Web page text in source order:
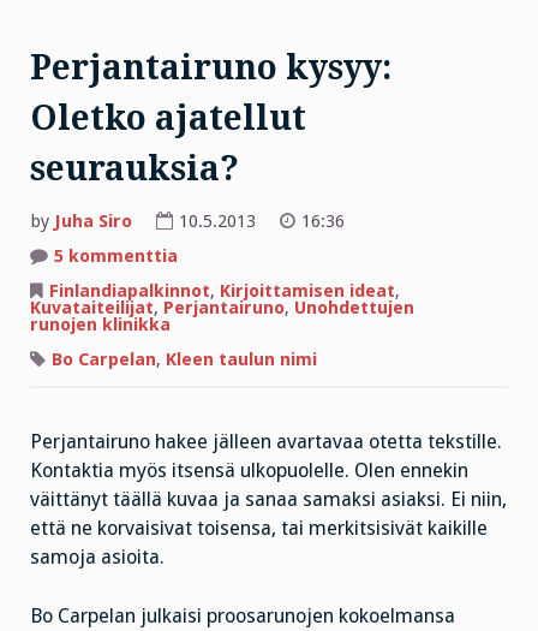
Perjantairuno kysyy:
Oletko ajatellut
seurauksia?
by Juha Siro 10.5.2013
16:36
5 kommenttia
kysyy:
Oletko
ajatellut
Finlandiapalkinnot, Kirjoittamisen ideat,
Kuvataiteilijat, Perjantairuno, Unohdettujen
runojen klinikka
Bo Carpelan, Kleen taulun nimi
Perjantairuno hakee jälleen avartavaa otetta tekstille.
Kontaktia myös itsensä ulkopuolelle. Olen ennekin
väittänyt täällä kuvaa ja sanaa samaksi asiaksi. Ei niin,
että ne korvaisivat toisensa, tai merkitsisivät kaikille
samoja asioita.
Bo Carpelan julkaisi proosarunojen kokoelmansa